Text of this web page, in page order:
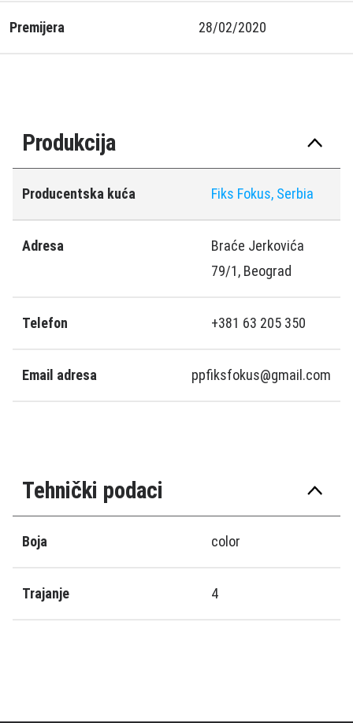
Premijera 28/02/2020
Produkcija
Producentska kuća Fiks Fokus, Serbia
Adresa
Braće Jerkovića
79/1, Beograd
Telefon +381 63 205 350
Email adresa ppfiksfokus@gmail.com
Tehnički podaci
Boja color
Trajanje 4